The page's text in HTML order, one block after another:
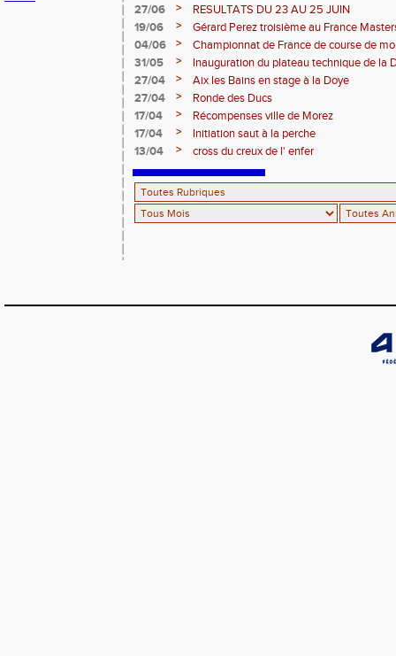
27/06
>
RESULTATS DU 23 AU 25 JUIN
19/06
>
Gérard Perez troisième au France
04/06
>
Championnat de France de course de
31/05
>
Inauguration du plateau technique de la
27/04
>
Aix les Bains en stage à la Doye
27/04
>
Ronde des Ducs
17/04
>
Récompenses ville de Morez
17/04
>
Initiation saut à la perche
13/04
> cross du creux de l' enfer